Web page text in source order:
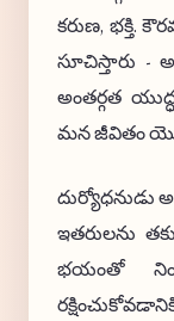
కరుణ, భక్తి.
సూచిస్తారు
అంతర్గత
మన జీవితం
దుర్యోధనుడు
ఇతరులను
భయంతో